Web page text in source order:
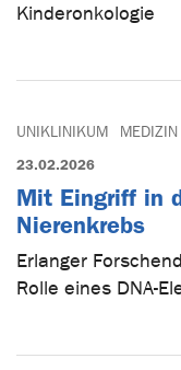
Kinderonkologie
UNIKLINIKUM
23.02.2026
Mit Eingriff in
Nierenkrebs
Erlanger
Rolle eines DNA-